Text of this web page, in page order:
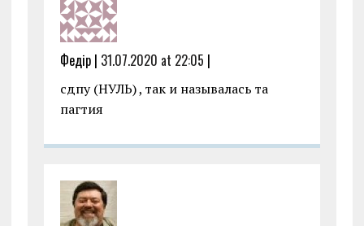
Федір | 31.07.2020 at 22:05 |
сдпу (НУЛЬ) , так и называлась та
пагтия